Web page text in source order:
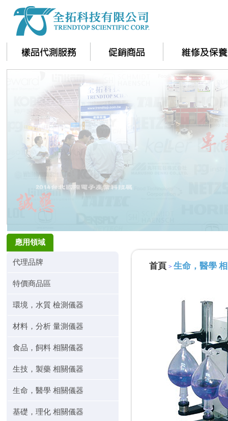
應用領域
代理品牌
特價商品區
環境，水質 檢測儀器
材料，分析 量測儀器
食品，飼料 相關儀器
生技，製藥 相關儀器
生命，醫學 相關儀器
基礎，理化 相關儀器
首頁 > 生命，醫學